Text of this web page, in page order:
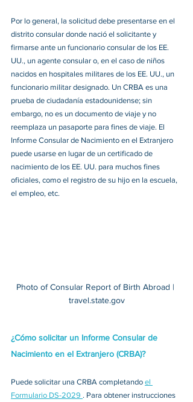
Por lo general, la solicitud debe presentarse en el
distrito consular donde nació el solicitante y
firmarse ante un funcionario consular de los EE.
UU., un agente consular o, en el caso de niños
nacidos en hospitales militares de los EE. UU., un
funcionario militar designado. Un CRBA es una
prueba de ciudadanía estadounidense; sin
embargo, no es un documento de viaje y no
reemplaza un pasaporte para fines de viaje. El
Informe Consular de Nacimiento en el Extranjero
puede usarse en lugar de un certificado de
nacimiento de los EE. UU. para muchos fines
oficiales, como el registro de su hijo en la escuela,
el empleo, etc.
Photo of Consular Report of Birth Abroad |
travel.state.gov
¿Cómo solicitar un Informe Consular de
Nacimiento en el Extranjero (CRBA)?
Puede solicitar una CRBA completando el
Formulario DS-2029 . Para obtener instrucciones